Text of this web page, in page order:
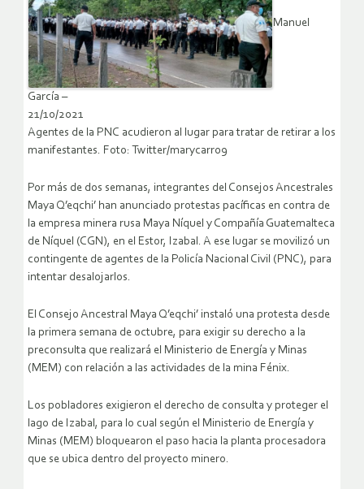
Manuel
García –
21/10/2021
Agentes de la PNC acudieron al lugar para tratar de retirar a los
manifestantes. Foto: Twitter/marycarr09
Por más de dos semanas, integrantes del Consejos Ancestrales
Maya Q’eqchi’ han anunciado protestas pacíficas en contra de
la empresa minera rusa Maya Níquel y Compañía Guatemalteca
de Níquel (CGN), en el Estor, Izabal. A ese lugar se movilizó un
contingente de agentes de la Policía Nacional Civil (PNC), para
intentar desalojarlos.
El Consejo Ancestral Maya Q’eqchi’ instaló una protesta desde
la primera semana de octubre, para exigir su derecho a la
preconsulta que realizará el Ministerio de Energía y Minas
(MEM) con relación a las actividades de la mina Fénix.
Los pobladores exigieron el derecho de consulta y proteger el
lago de Izabal, para lo cual según el Ministerio de Energía y
Minas (MEM) bloquearon el paso hacia la planta procesadora
que se ubica dentro del proyecto minero.